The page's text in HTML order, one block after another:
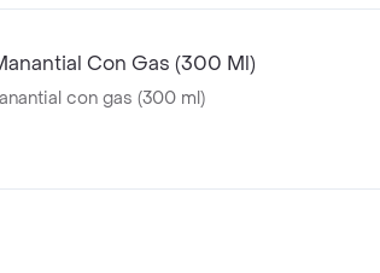
Con Gas (300 Ml)
con gas (300 ml)